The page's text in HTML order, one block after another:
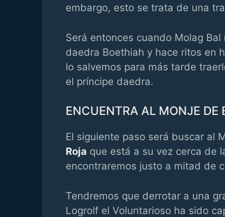
embargo, esto se trata de una
Será entonces cuando Molag
daedra Boethiah y hace ritos en
lo salvemos para más tarde
el príncipe daedra.
ENCUENTRA AL MONJE DE
El siguiente paso será buscar al
Roja que está a su vez cerca de
encontraremos justo a mitad de
Tendremos que derrotar a una
Logrolf el Voluntarioso ha sido